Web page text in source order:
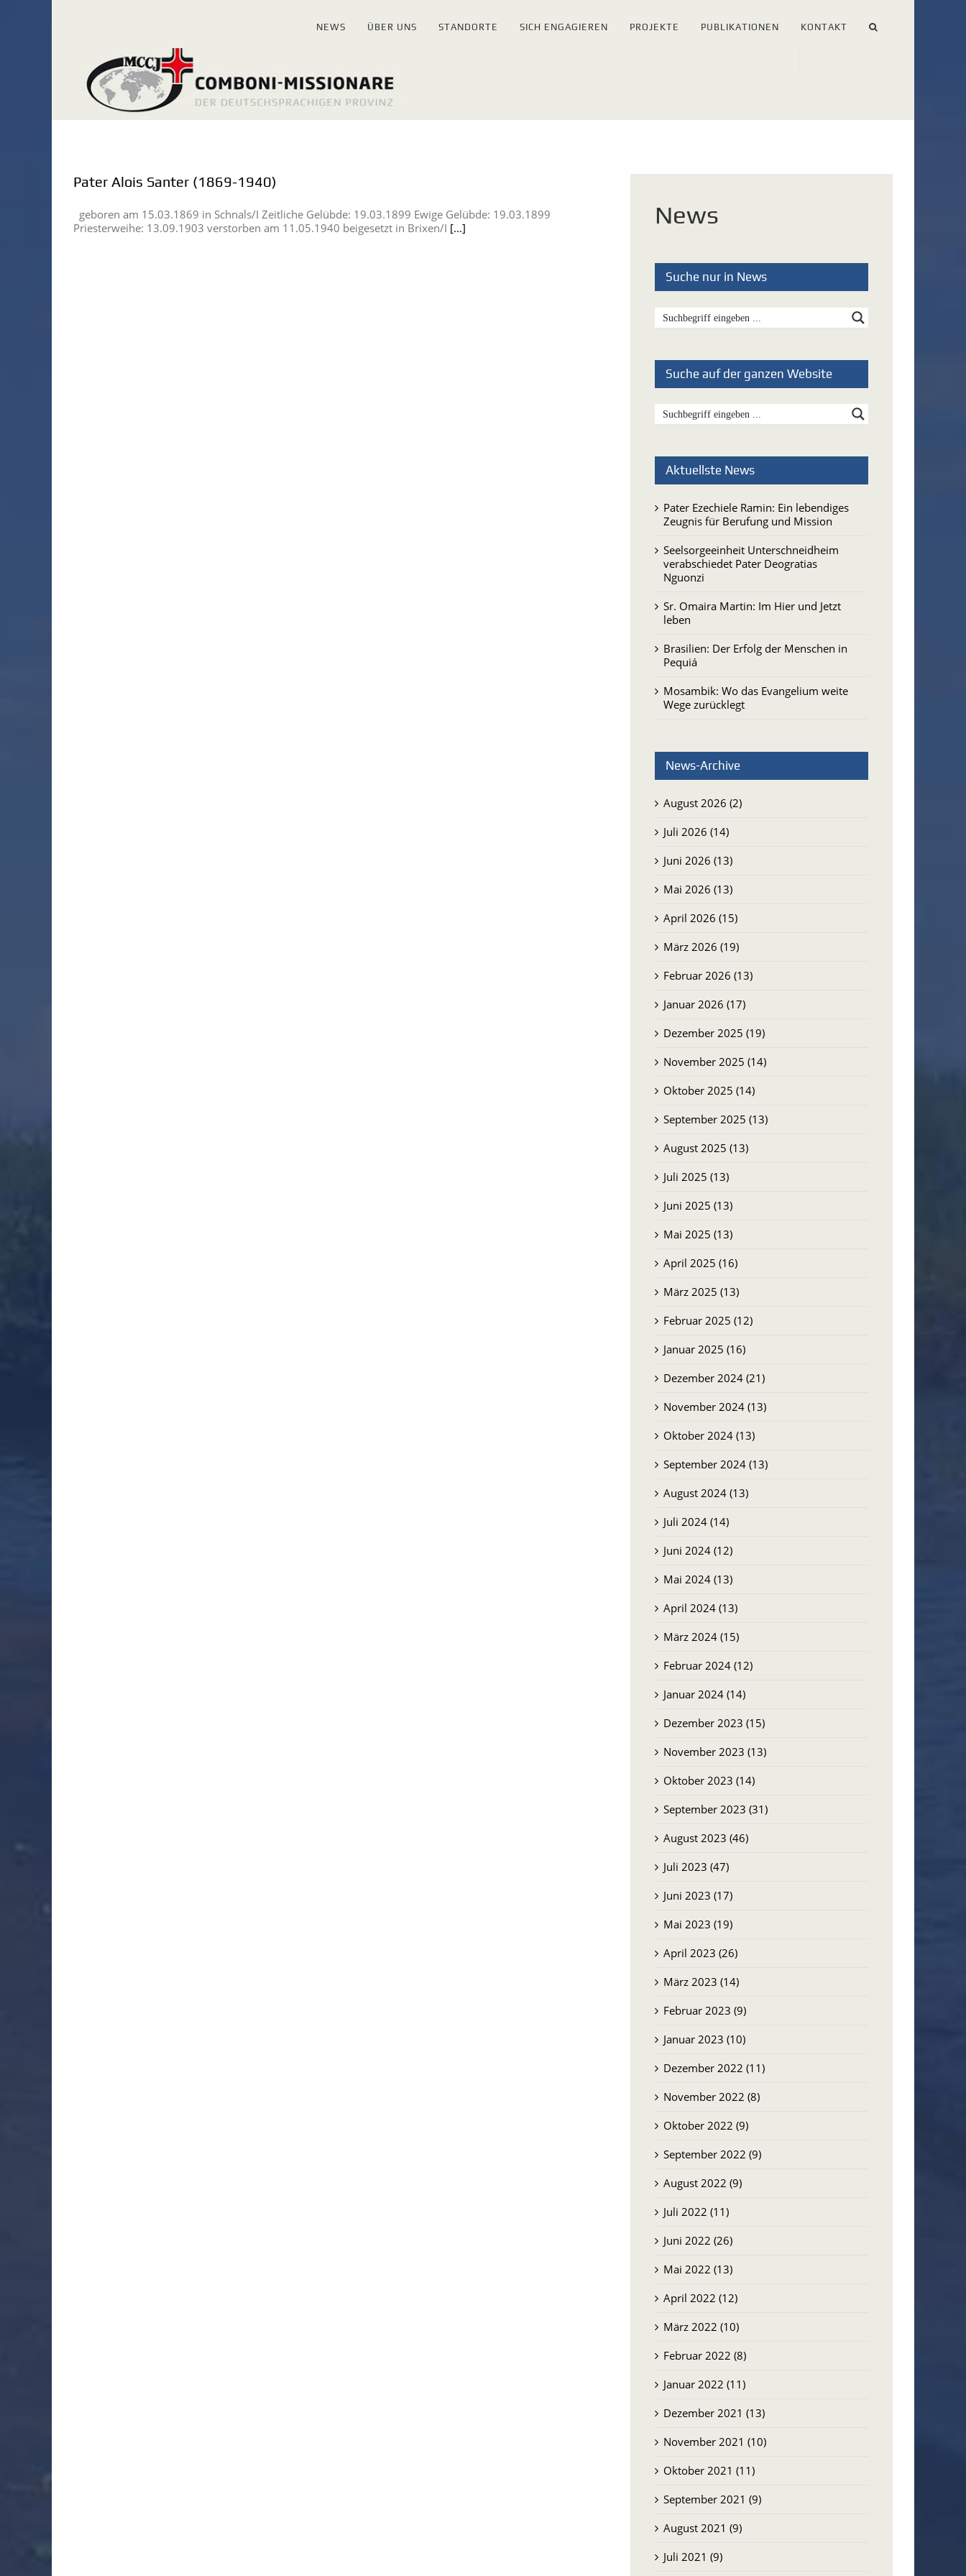
NEWS ÜBER UNS STANDORTE SICH ENGAGIEREN PROJEKTE PUBLIKATIONEN KONTAKT
Pater Alois Santer (1869-1940)
geboren am 15.03.1869 in Schnals/I Zeitliche Gelübde: 19.03.1899 Ewige Gelübde: 19.03.1899
Priesterweihe: 13.09.1903 verstorben am 11.05.1940 beigesetzt in Brixen/I [...] News
Suche nur in News
Suche auf der ganzen Website
Aktuellste News
Pater Ezechiele Ramin: Ein lebendiges
Zeugnis für Berufung und Mission
Seelsorgeeinheit Unterschneidheim
verabschiedet Pater Deogratias
Nguonzi
Sr. Omaira Martin: Im Hier und Jetzt
leben
Brasilien: Der Erfolg der Menschen in
Pequiá
Mosambik: Wo das Evangelium weite
Wege zurücklegt
News-Archive
August 2026 (2)
Juli 2026 (14)
Juni 2026 (13)
Mai 2026 (13)
April 2026 (15)
März 2026 (19)
Februar 2026 (13)
Januar 2026 (17)
Dezember 2025 (19)
November 2025 (14)
Oktober 2025 (14)
September 2025 (13)
August 2025 (13)
Juli 2025 (13)
Juni 2025 (13)
Mai 2025 (13)
April 2025 (16)
März 2025 (13)
Februar 2025 (12)
Januar 2025 (16)
Dezember 2024 (21)
November 2024 (13)
Oktober 2024 (13)
September 2024 (13)
August 2024 (13)
Juli 2024 (14)
Juni 2024 (12)
Mai 2024 (13)
April 2024 (13)
März 2024 (15)
Februar 2024 (12)
Januar 2024 (14)
Dezember 2023 (15)
November 2023 (13)
Oktober 2023 (14)
September 2023 (31)
August 2023 (46)
Juli 2023 (47)
Juni 2023 (17)
Mai 2023 (19)
April 2023 (26)
März 2023 (14)
Februar 2023 (9)
Januar 2023 (10)
Dezember 2022 (11)
November 2022 (8)
Oktober 2022 (9)
September 2022 (9)
August 2022 (9)
Juli 2022 (11)
Juni 2022 (26)
Mai 2022 (13)
April 2022 (12)
März 2022 (10)
Februar 2022 (8)
Januar 2022 (11)
Dezember 2021 (13)
November 2021 (10)
Oktober 2021 (11)
September 2021 (9)
August 2021 (9)
Juli 2021 (9)